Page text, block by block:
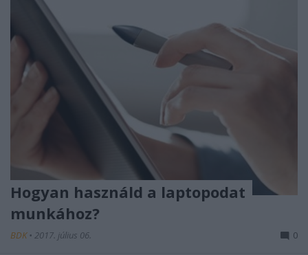
Hogyan használd a laptopodat
munkához?
BDK • 2017. július 06. 0